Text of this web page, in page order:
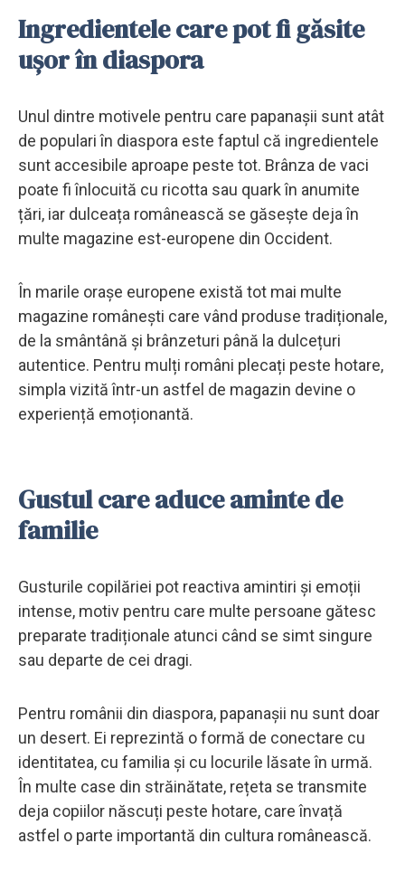
Ingredientele care pot fi găsite
ușor în diaspora
Unul dintre motivele pentru care papanașii sunt atât
de populari în diaspora este faptul că ingredientele
sunt accesibile aproape peste tot. Brânza de vaci
poate fi înlocuită cu ricotta sau quark în anumite
țări, iar dulceața românească se găsește deja în
multe magazine est-europene din Occident.
În marile orașe europene există tot mai multe
magazine românești care vând produse tradiționale,
de la smântână și brânzeturi până la dulcețuri
autentice. Pentru mulți români plecați peste hotare,
simpla vizită într-un astfel de magazin devine o
experiență emoționantă.
Gustul care aduce aminte de
familie
Gusturile copilăriei pot reactiva amintiri și emoții
intense, motiv pentru care multe persoane gătesc
preparate tradiționale atunci când se simt singure
sau departe de cei dragi.
Pentru românii din diaspora, papanașii nu sunt doar
un desert. Ei reprezintă o formă de conectare cu
identitatea, cu familia și cu locurile lăsate în urmă.
În multe case din străinătate, rețeta se transmite
deja copiilor născuți peste hotare, care învață
astfel o parte importantă din cultura românească.